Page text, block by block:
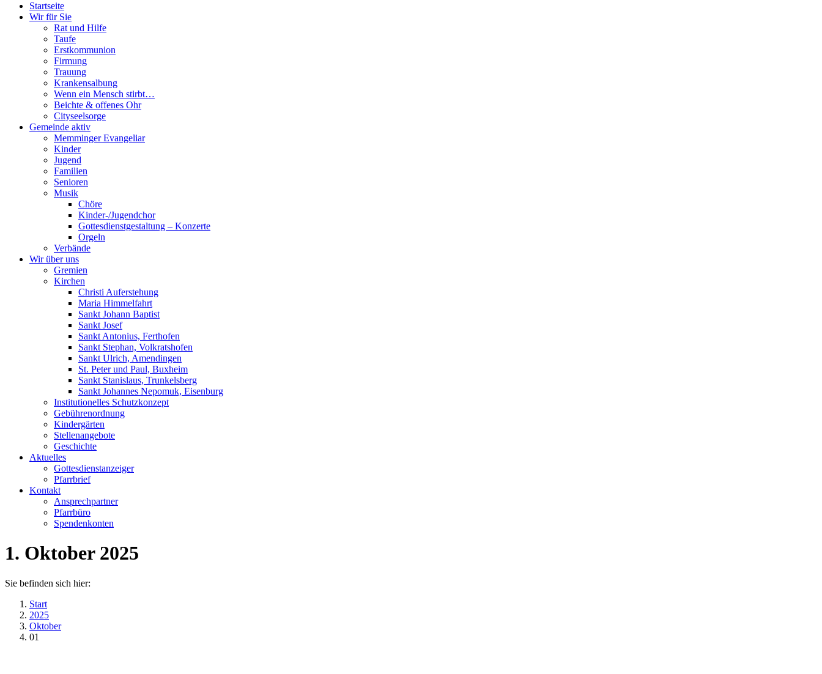
Startseite
Wir für Sie
Rat und Hilfe
Taufe
Erstkommunion
Firmung
Trauung
Krankensalbung
Wenn ein Mensch stirbt…
Beichte & offenes Ohr
Cityseelsorge
Gemeinde aktiv
Memminger Evangeliar
Kinder
Jugend
Familien
Senioren
Musik
Chöre
Kinder-/Jugendchor
Gottesdienstgestaltung – Konzerte
Orgeln
Verbände
Wir über uns
Gremien
Kirchen
Christi Auferstehung
Maria Himmelfahrt
Sankt Johann Baptist
Sankt Josef
Sankt Antonius, Ferthofen
Sankt Stephan, Volkratshofen
Sankt Ulrich, Amendingen
St. Peter und Paul, Buxheim
Sankt Stanislaus, Trunkelsberg
Sankt Johannes Nepomuk, Eisenburg
Institutionelles Schutzkonzept
Gebührenordnung
Kindergärten
Stellenangebote
Geschichte
Aktuelles
Gottesdienstanzeiger
Pfarrbrief
Kontakt
Ansprechpartner
Pfarrbüro
Spendenkonten
1. Oktober 2025
Sie befinden sich hier:
Start
2025
Oktober
01